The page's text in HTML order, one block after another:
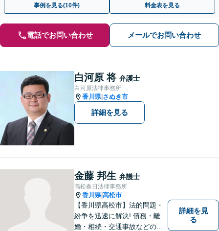
事例を見る(10件) 料金表を見る
電話でお問い合わせ メールでお問い合わせ
白河原 将 弁護士
白河原法律事務所
香川県| さぬき市
詳細を見る
金藤 邦生 弁護士
高松春日法律事務所
香川県|高松市
【香川県高松市】法的問題・
紛争を迅速に解決! 債務・離
婚・相続・交通事故などの問
詳細を見
る